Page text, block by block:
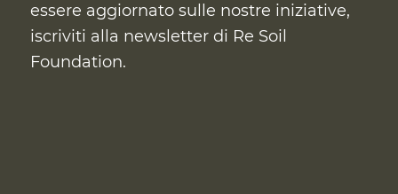
essere aggiornato sulle nostre iniziative,
iscriviti alla newsletter di Re Soil
Foundation.